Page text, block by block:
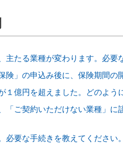
主たる業種が変わります。必要
険」の申込み後に、保険期間
１億円を超えました。どのよう
「ご契約いただけない業種」に
必要な手続きを教えてください。